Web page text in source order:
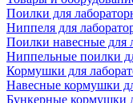
Поилки для
Ниппеля для
Поилки навесные для
Ниппельные поилки
Кормушки для
Навесные кормушки
Бункерные кормушки